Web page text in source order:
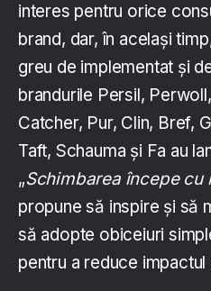
interes pentru orice
brand, dar, în același
greu de implementat și
brandurile Persil,
Catcher, Pur, Clin, Bref,
Taft, Schauma și Fa au
„Schimbarea începe cu
propune să inspire și să
să adopte obiceiuri
pentru a reduce impactul